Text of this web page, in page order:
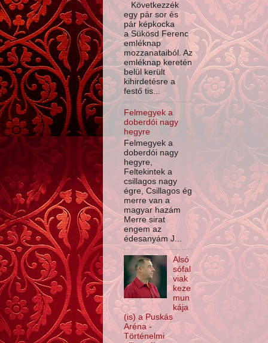
Következzék
egy pár sor és
pár képkocka
a Sükösd Ferenc
emléknap
mozzanataiból. Az
emléknap keretén
belül került
kihirdetésre a
festő tis...
Felmegyek a
doberdói nagy
hegyre
Felmegyek a
doberdói nagy
hegyre,
Feltekintek a
csillagos nagy
égre, Csillagos ég
merre van a
magyar hazám
Merre sirat
engem az
édesanyám J...
Alsó
sófal
viak
keze
mun
kája
(is) a Puskás
Aréna -
Történelmi